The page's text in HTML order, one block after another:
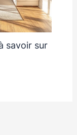
savoir sur